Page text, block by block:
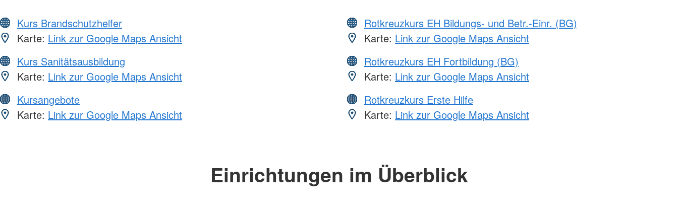
Kurs Brandschutzhelfer
Karte: Link zur Google Maps Ansicht
Kurs Sanitätsausbildung
Karte: Link zur Google Maps Ansicht
Kursangebote
Karte: Link zur Google Maps Ansicht
Rotkreuzkurs EH Bildungs- und Betr.-Einr. (BG)
Karte: Link zur Google Maps Ansicht
Rotkreuzkurs EH Fortbildung (BG)
Karte: Link zur Google Maps Ansicht
Rotkreuzkurs Erste Hilfe
Karte: Link zur Google Maps Ansicht
Einrichtungen im Überblick